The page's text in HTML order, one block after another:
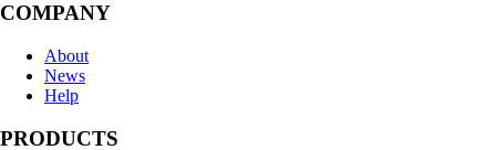
COMPANY
About
News
Help
PRODUCTS